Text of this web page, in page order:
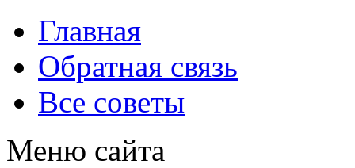
Главная
Обратная связь
Все советы
Меню сайта